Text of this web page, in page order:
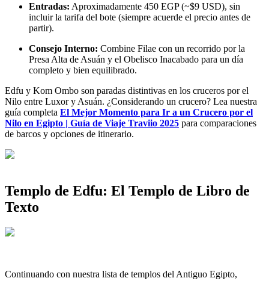
Entradas: Aproximadamente 450 EGP (~$9 USD), sin
incluir la tarifa del bote (siempre acuerde el precio antes de
partir).
Consejo Interno: Combine Filae con un recorrido por la
Presa Alta de Asuán y el Obelisco Inacabado para un día
completo y bien equilibrado.
Edfu y Kom Ombo son paradas distintivas en los cruceros por el
Nilo entre Luxor y Asuán. ¿Considerando un crucero? Lea nuestra
guía completa El Mejor Momento para Ir a un Crucero por el
Nilo en Egipto | Guía de Viaje Traviio 2025 para comparaciones
de barcos y opciones de itinerario.
Templo de Edfu: El Templo de Libro de
Texto
Continuando con nuestra lista de templos del Antiguo Egipto,